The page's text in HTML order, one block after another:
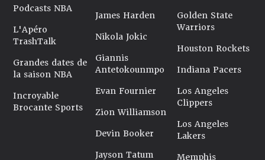
Podcasts NBA
L'Apéro
TrashTalk
Grandes dates de
la saison NBA
Incroyable
Brocante Sports
James Harden
Nikola Jokic
Giannis
Antetokounmpo
Evan Fournier
Zion Williamson
Devin Booker
Jayson Tatum
Golden State
Warriors
Houston Rockets
Indiana Pacers
Los Angeles
Clippers
Los Angeles
Lakers
Memphis